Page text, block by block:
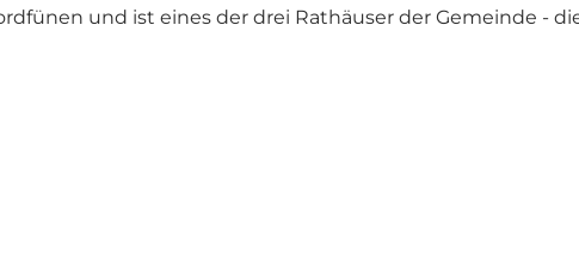
und ist eines der drei Rathäuser der Gemeinde -